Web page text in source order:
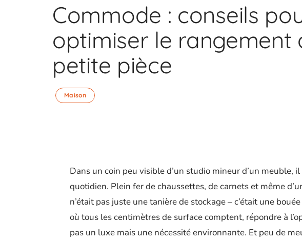
Commode : conseils
optimiser le rangement
petite pièce
Maison
Dans un coin peu visible d’un studio mineur d’un meuble,
quotidien. Plein fer de chaussettes, de carnets et même
n’était pas juste une tanière de stockage – c’était une
où tous les centimètres de surface comptent, répondre à
pas un luxe mais une nécessité environnante. Et peu de